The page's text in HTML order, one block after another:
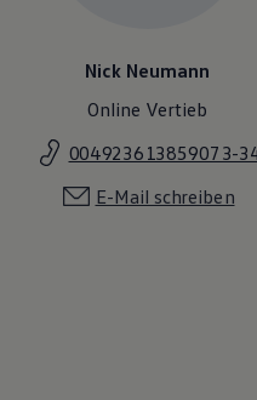
Nick Neumann
Online Vertieb
004923613859073-
E-Mail schreiben